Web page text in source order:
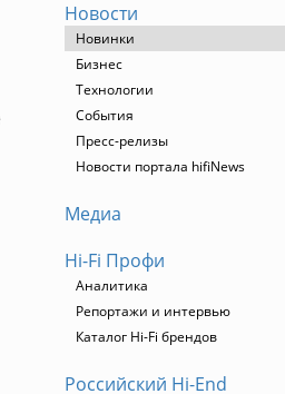
Новости
Новинки
Бизнес
Технологии
События
Пресс-релизы
Новости портала hifiNews
Медиа
Hi-Fi Профи
Аналитика
Репортажи и интервью
Каталог Hi-Fi брендов
Российский Hi-End